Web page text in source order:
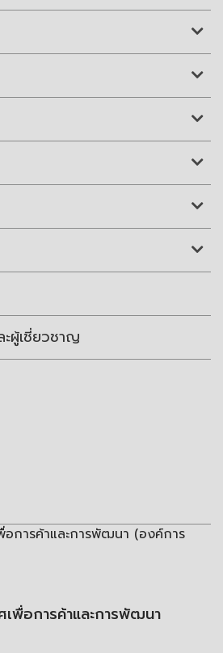
ผู้เชี่ยวชาญ
พื่อการค้าและการพัฒนา (องค์การ
เพื่อการค้าและการพัฒนา